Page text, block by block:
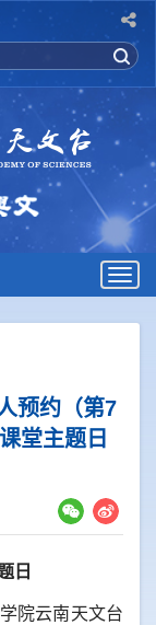
预约（第7
堂主题日
日
院云南天文台